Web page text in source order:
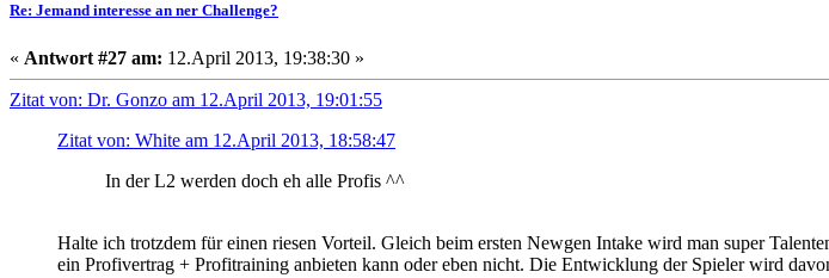
Re: Jemand interesse an ner Challenge?
« Antwort #27 am: 12.April 2013, 19:38:30 »
Zitat von: Dr. Gonzo am 12.April 2013, 19:01:55
Zitat von: White am 12.April 2013, 18:58:47
In der L2 werden doch eh alle Profis ^^
Halte ich trotzdem für einen riesen Vorteil. Gleich beim ersten Newgen Intake wird man super
ein Profivertrag + Profitraining anbieten kann oder eben nicht. Die Entwicklung der Spieler wird